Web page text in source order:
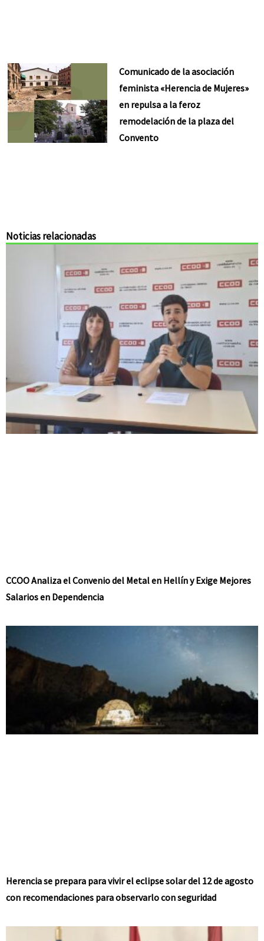
Comunicado de la asociación
feminista «Herencia de Mujeres»
en repulsa a la feroz
remodelación de la plaza del
Convento
Noticias relacionadas
CCOO Analiza el Convenio del Metal en Hellín y Exige Mejores
Salarios en Dependencia
Herencia se prepara para vivir el eclipse solar del 12 de agosto
con recomendaciones para observarlo con seguridad